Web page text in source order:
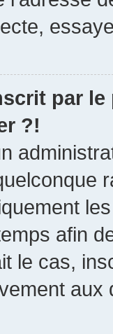
par
?!
afin
le cas,